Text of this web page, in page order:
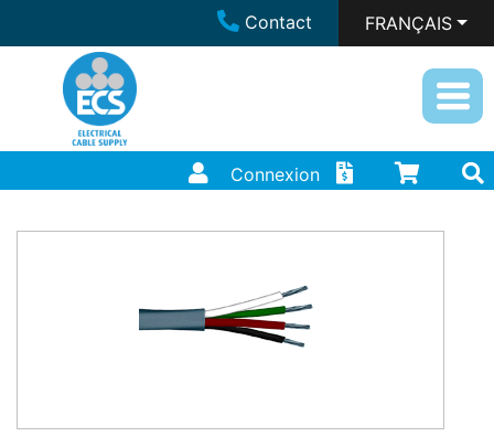
Contact FRANÇAIS
Connexion